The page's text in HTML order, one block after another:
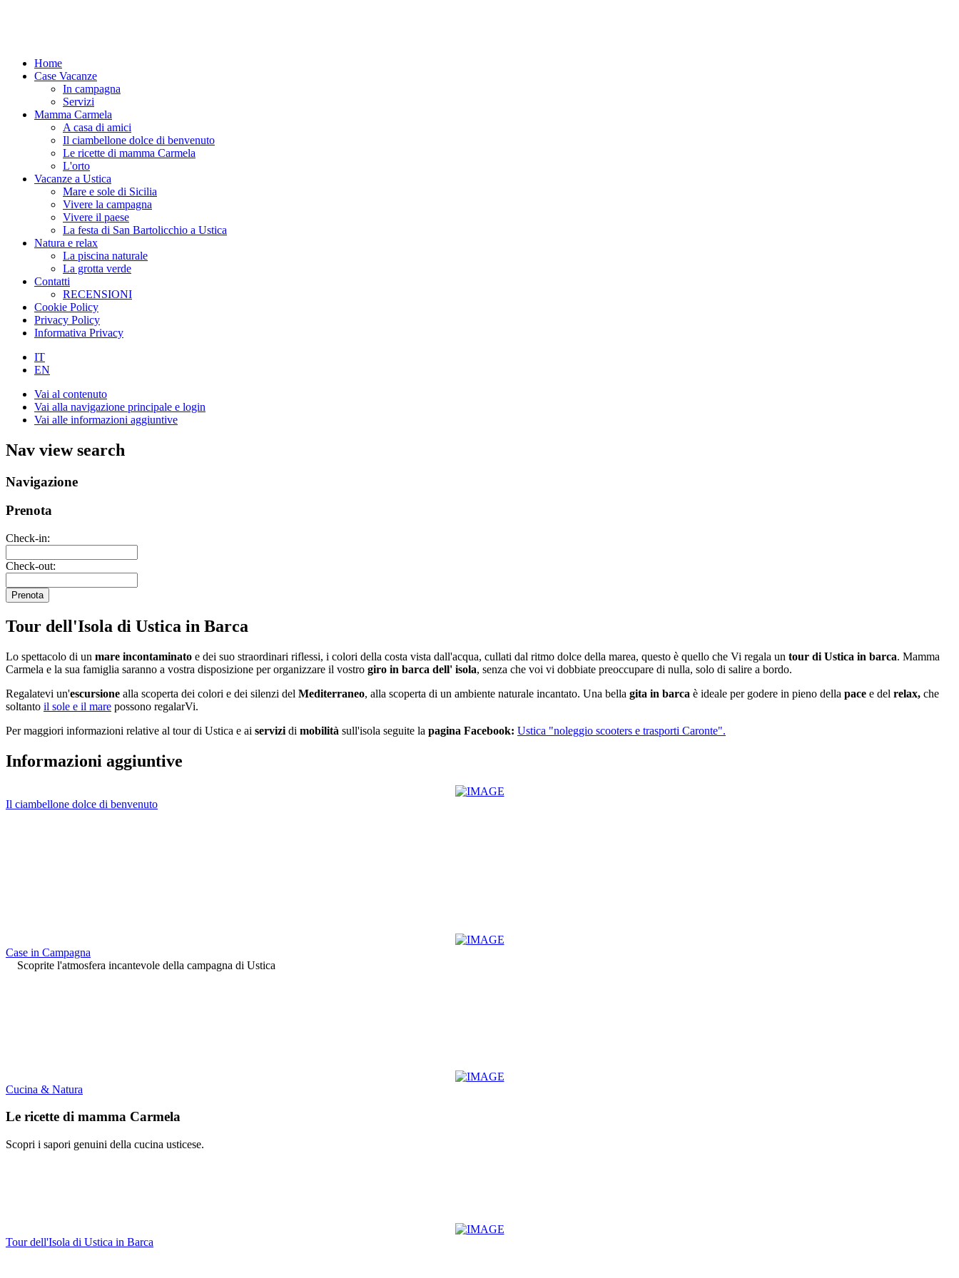
Home
Case Vacanze
In campagna
Servizi
Mamma Carmela
A casa di amici
Il ciambellone dolce di benvenuto
Le ricette di mamma Carmela
L'orto
Vacanze a Ustica
Mare e sole di Sicilia
Vivere la campagna
Vivere il paese
La festa di San Bartolicchio a Ustica
Natura e relax
La piscina naturale
La grotta verde
Contatti
RECENSIONI
Cookie Policy
Privacy Policy
Informativa Privacy
IT
EN
Vai al contenuto
Vai alla navigazione principale e login
Vai alle informazioni aggiuntive
Nav view search
Navigazione
Prenota
Check-in:
Check-out:
Prenota
Tour dell'Isola di Ustica in Barca
Lo spettacolo di un mare incontaminato e dei suo straordinari riflessi, i colori della costa vista dall'acqua, cullati dal ritmo dolce della marea, questo è quello che Vi regala un tour di Ustica in barca. Mamma
Carmela e la sua famiglia saranno a vostra disposizione per organizzare il vostro giro in barca dell' isola, senza che voi vi dobbiate preoccupare di nulla, solo di salire a bordo.
Regalatevi un'escursione alla scoperta dei colori e dei silenzi del Mediterraneo, alla scoperta di un ambiente naturale incantato. Una bella gita in barca è ideale per godere in pieno della pace e del relax, che
soltanto il sole e il mare possono regalarVi.
Per maggiori informazioni relative al tour di Ustica e ai servizi di mobilità sull'isola seguite la pagina Facebook: Ustica "noleggio scooters e trasporti Caronte".
Informazioni aggiuntive
Il ciambellone dolce di benvenuto
Case in Campagna
Scoprite l'atmosfera incantevole della campagna di Ustica
Cucina & Natura
Le ricette di mamma Carmela
Scopri i sapori genuini della cucina usticese.
Tour dell'Isola di Ustica in Barca